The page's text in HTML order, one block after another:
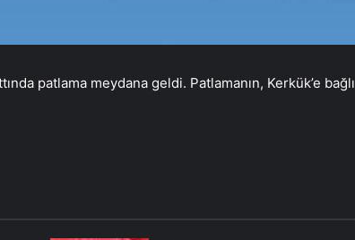
patlama meydana geldi. Patlamanın, Kerkük’e bağlı